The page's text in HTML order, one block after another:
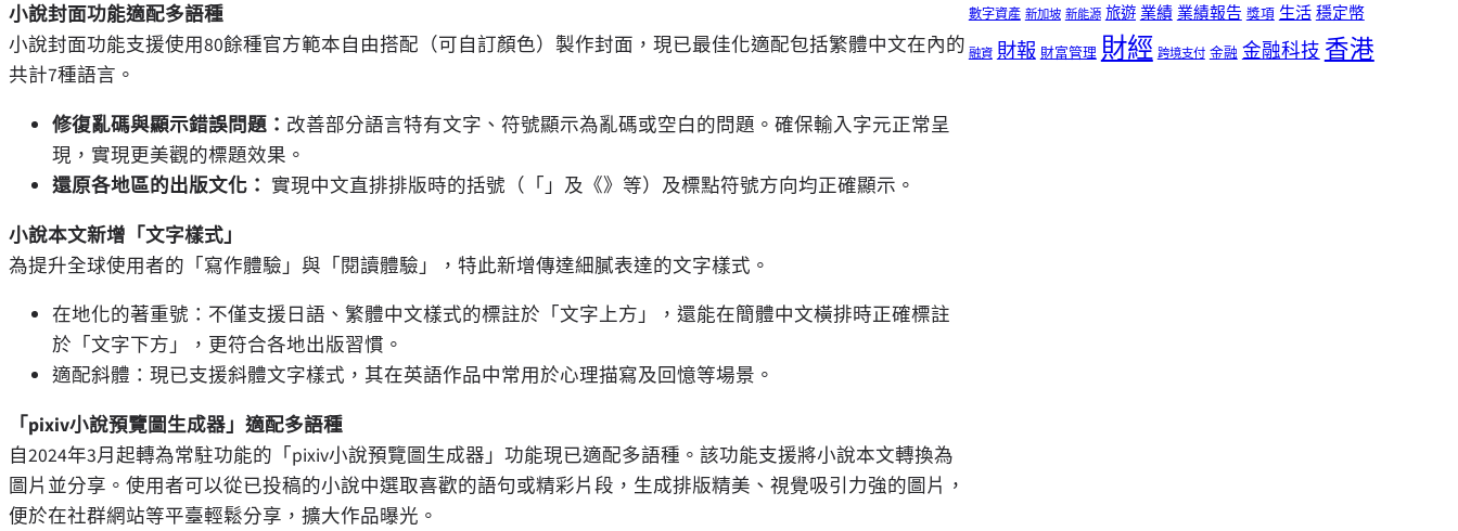
小說封面功能適配多語種
小說封面功能支援使用80餘種官方範本自由搭配（可自訂顏色）製作封面，現已最佳化適配包括繁體中文在內的
共計7種語言。
修復亂碼與顯示錯誤問題： 改善部分語言特有文字、符號顯示為亂碼或空白的問題。確保輸入字元正常呈
現，實現更美觀的標題效果。
還原各地區的出版文化： 實現中文直排排版時的括號（「」及《》等）及標點符號方向均正確顯示。
小說本文新增「文字樣式」
為提升全球使用者的「寫作體驗」與「閱讀體驗」，特此新增傳達細膩表達的文字樣式。
在地化的著重號：不僅支援日語、繁體中文樣式的標註於「文字上方」，還能在簡體中文橫排時正確標註
於「文字下方」，更符合各地出版習慣。
適配斜體：現已支援斜體文字樣式，其在英語作品中常用於心理描寫及回憶等場景。
「pixiv小說預覽圖生成器」適配多語種
自2024年3月起轉為常駐功能的「pixiv小說預覽圖生成器」功能現已適配多語種。該功能支援將小說本文轉換為
圖片並分享。使用者可以從已投稿的小說中選取喜歡的語句或精彩片段，生成排版精美、視覺吸引力強的圖片，
便於在社群網站等平臺輕鬆分享，擴大作品曝光。
數字資產 新加坡 新能源 旅遊業績業績報告 獎項 生活穩定幣
融資 財報 財富管理 財經 跨境支付 金融 金融科技香港